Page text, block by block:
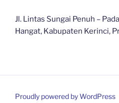
Jl. Lintas Sungai Penuh –
Hangat, Kabupaten Kerinci,
Proudly powered by WordPress